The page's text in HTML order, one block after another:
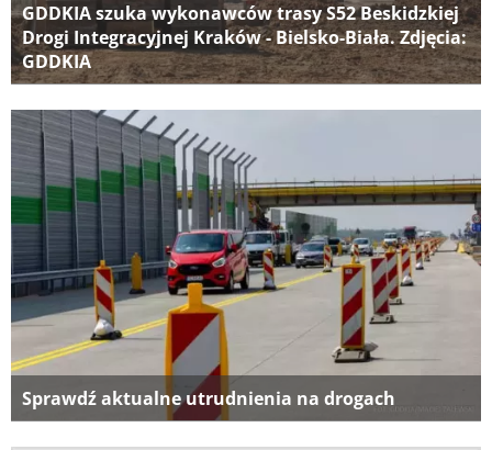
GDDKIA szuka wykonawców trasy S52 Beskidzkiej
Drogi Integracyjnej Kraków - Bielsko-Biała. Zdjęcia:
GDDKIA
Sprawdź aktualne utrudnienia na drogach